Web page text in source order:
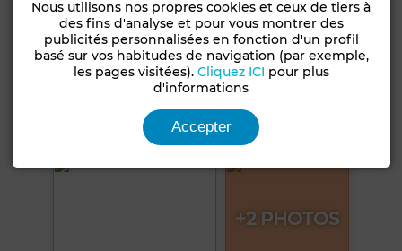
+2 PHOTOS
Nous utilisons nos propres cookies et ceux de tiers à
des fins d'analyse et pour vous montrer des
publicités personnalisées en fonction d'un profil
basé sur vos habitudes de navigation (par exemple,
les pages visitées). Cliquez ICI pour plus
d'informations
Accepter